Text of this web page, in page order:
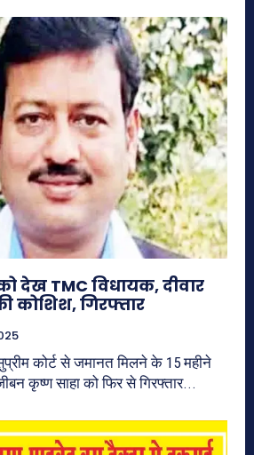
देख TMC विधायक, दीवार
कोशिश, गिरफ्तार
कोर्ट से जमानत मिलने के 15 महीने
कृष्ण साहा को फिर से गिरफ्तार...